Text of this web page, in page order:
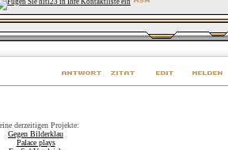
derzeitigen Projekte:
Gegen Bilderklau
Palace plays